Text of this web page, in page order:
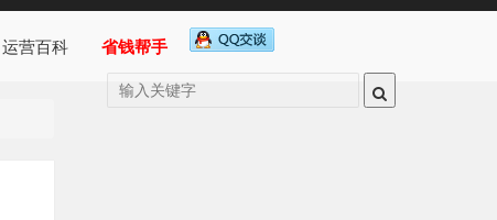
运营百科 省钱帮手